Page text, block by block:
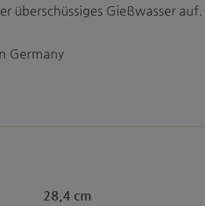
überschüssiges Gießwasser auf.
Germany
28,4 cm